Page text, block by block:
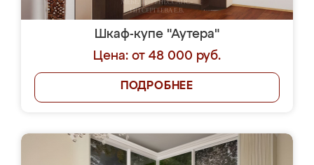
Шкаф-купе "Аутера"
Цена: от 48 000 руб.
ПОДРОБНЕЕ